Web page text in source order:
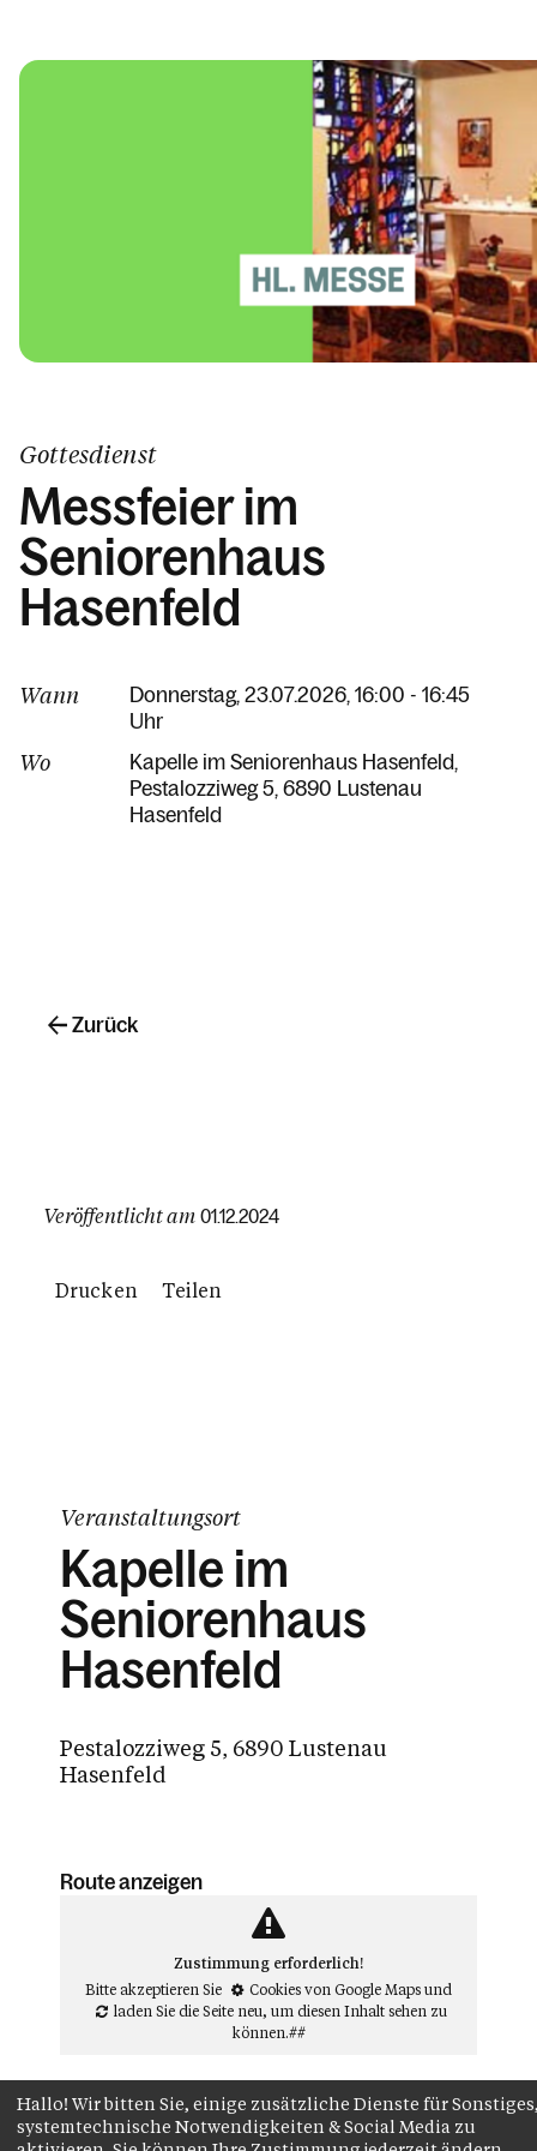
Gottesdienst
Messfeier im
Seniorenhaus
Hasenfeld
Wann
Donnerstag, 23.07.2026, 16:00 - 16:45
Uhr
Wo
Kapelle im Seniorenhaus Hasenfeld
Pestalozziweg 5 6890 Lustenau
Hasenfeld
Veröffentlicht am 01.12.2024
Drucken Teilen
Zurück
Veranstaltungsort
Kapelle im
Seniorenhaus
Hasenfeld
Pestalozziweg 5, 6890 Lustenau
Hasenfeld
Route anzeigen
Zustimmung erforderlich!
Bitte akzeptieren Sie
Cookies von Google Mapsund
laden Sie die Seite neu, um diesen Inhalt sehen zu
können.##
Hallo! Wir bitten Sie, einige zusätzliche Dienste für
systemtechnische Notwendigkeiten & Social Media zu